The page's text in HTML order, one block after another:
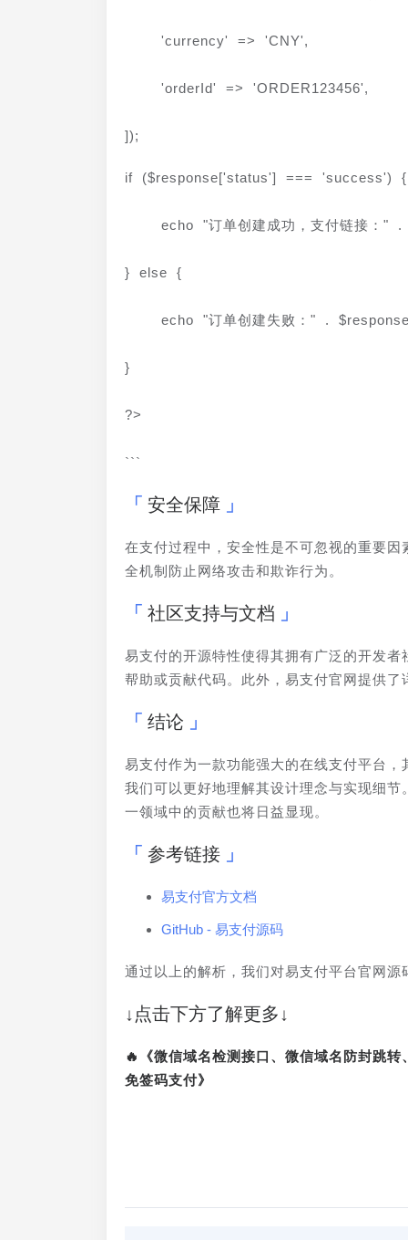
    'currency' => 'CNY',
    'orderId' => 'ORDER123456',
]);
if ($response['status'] === 'success') {
echo "订单创建成功，支付链接："
} else {
echo "订单创建失败：" .
}
?>
```
安全保障
在支付过程中，安全性是不可忽视的重要
全机制防止网络攻击和欺诈行为。
社区支持与文档
易支付的开源特性使得其拥有广泛的开发
帮助或贡献代码。此外，易支付官网提供了
结论
易支付作为一款功能强大的在线支付平台
我们可以更好地理解其设计理念与实现细
一领域中的贡献也将日益显现。
参考链接
易支付官方文档
GitHub - 易支付源码
通过以上的解析，我们对易支付平台官网源
↓点击下方了解更多↓
🔥《微信域名检测接口、微信域名防封跳
免签码支付》